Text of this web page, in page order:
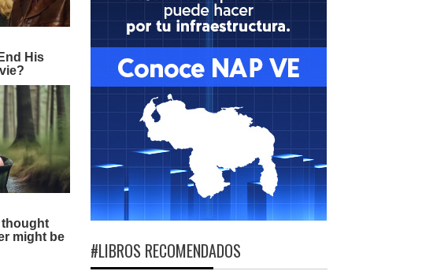
#LIBROS RECOMENDADOS